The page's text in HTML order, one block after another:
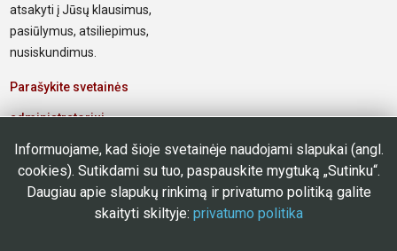
atsakyti į Jūsų klausimus,
pasiūlymus, atsiliepimus,
nusiskundimus.
Parašykite svetainės
administratoriui
Elektroninis paštas poliklinikos
darbuotojams
Informuojame, kad šioje svetainėje naudojami slapukai (angl.
cookies). Sutikdami su tuo, paspauskite mygtuką „Sutinku“.
Daugiau apie slapukų rinkimą ir privatumo politiką galite
skaityti skiltyje: privatumo politika